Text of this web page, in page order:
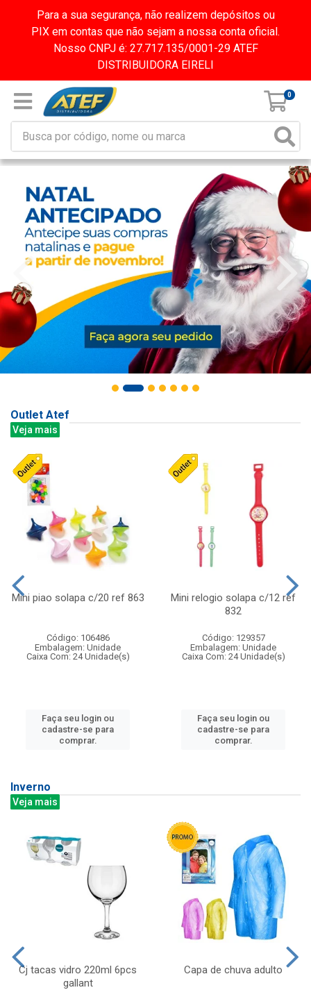
Para a sua segurança, não realizem depósitos ou
PIX em contas que não sejam a nossa conta oficial.
Nosso CNPJ é: 27.717.135/0001-29 ATEF
DISTRIBUIDORA EIRELI
0
Outlet Atef
Veja mais
Mini piao solapa c/20 ref 863
Código: 106486
Embalagem: Unidade
Caixa Com: 24 Unidade(s)
Faça seu login ou
cadastre-se para
comprar.
Mini relogio solapa c/12 ref
832
Código: 129357
Embalagem: Unidade
Caixa Com: 24 Unidade(s)
Faça seu login ou
cadastre-se para
comprar.
Inverno
Veja mais
Cj tacas vidro 220ml 6pcs
gallant
Capa de chuva adulto